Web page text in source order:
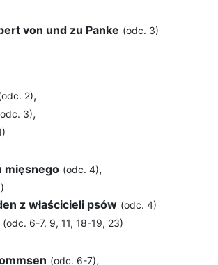
von und zu Panke (odc. 3)
2),
3),
mięsnego (odc. 4),
z właścicieli psów (odc. 4)
(odc. 6-7, 9, 11, 18-19, 23)
(odc. 6-7),